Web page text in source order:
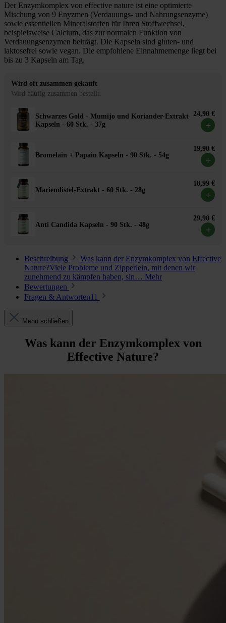
Der Enzymkomplex von effective nature ist eine optimierte
Mischung von 9 Enyzmen (Verdauungs- und Nahrungsenzyme)
sowie essentiellen Mineralstoffen für Ihren Stoffwechsel,
beispielsweise Calcium, das zur normalen Funktion von
Verdauungsenzymen beiträgt. Die Kapseln sind gluten- und
laktosefrei sowie vegan. Die empfohlene Einnahmemenge liegt bei
bis zu 3 Kapseln am Tag.
Wird oft zusammen gekauft
Wird häufig zusammen bestellt.
Schwarzes Gold - Mumijo und Koriander-Extrakt
Kapseln - 60 Stk. - 37g
24,90 €
+
Bromelain + Papain Kapseln - 90 Stk. - 54g
19,90 €
+
Mariendistel-Extrakt - 60 Stk. - 28g
18,99 €
+
Anti Candida Kapseln - 90 Stk. - 48g
29,90 €
+
Beschreibung
Was kann der Enzymkomplex von Effective
Nature?Viele Probleme und Zipperlein, mit denen wir
zunehmend zu kämpfen haben, sin… Mehr
Bewertungen
Fragen & Antworten11
Menü schließen
Was kann der Enzymkomplex von
Effective Nature?